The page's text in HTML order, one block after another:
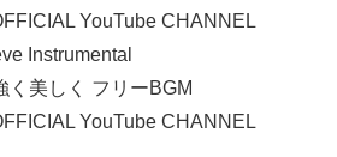
YouTube CHANNEL
Instrumental
く美しく フリーBGM
YouTube CHANNEL